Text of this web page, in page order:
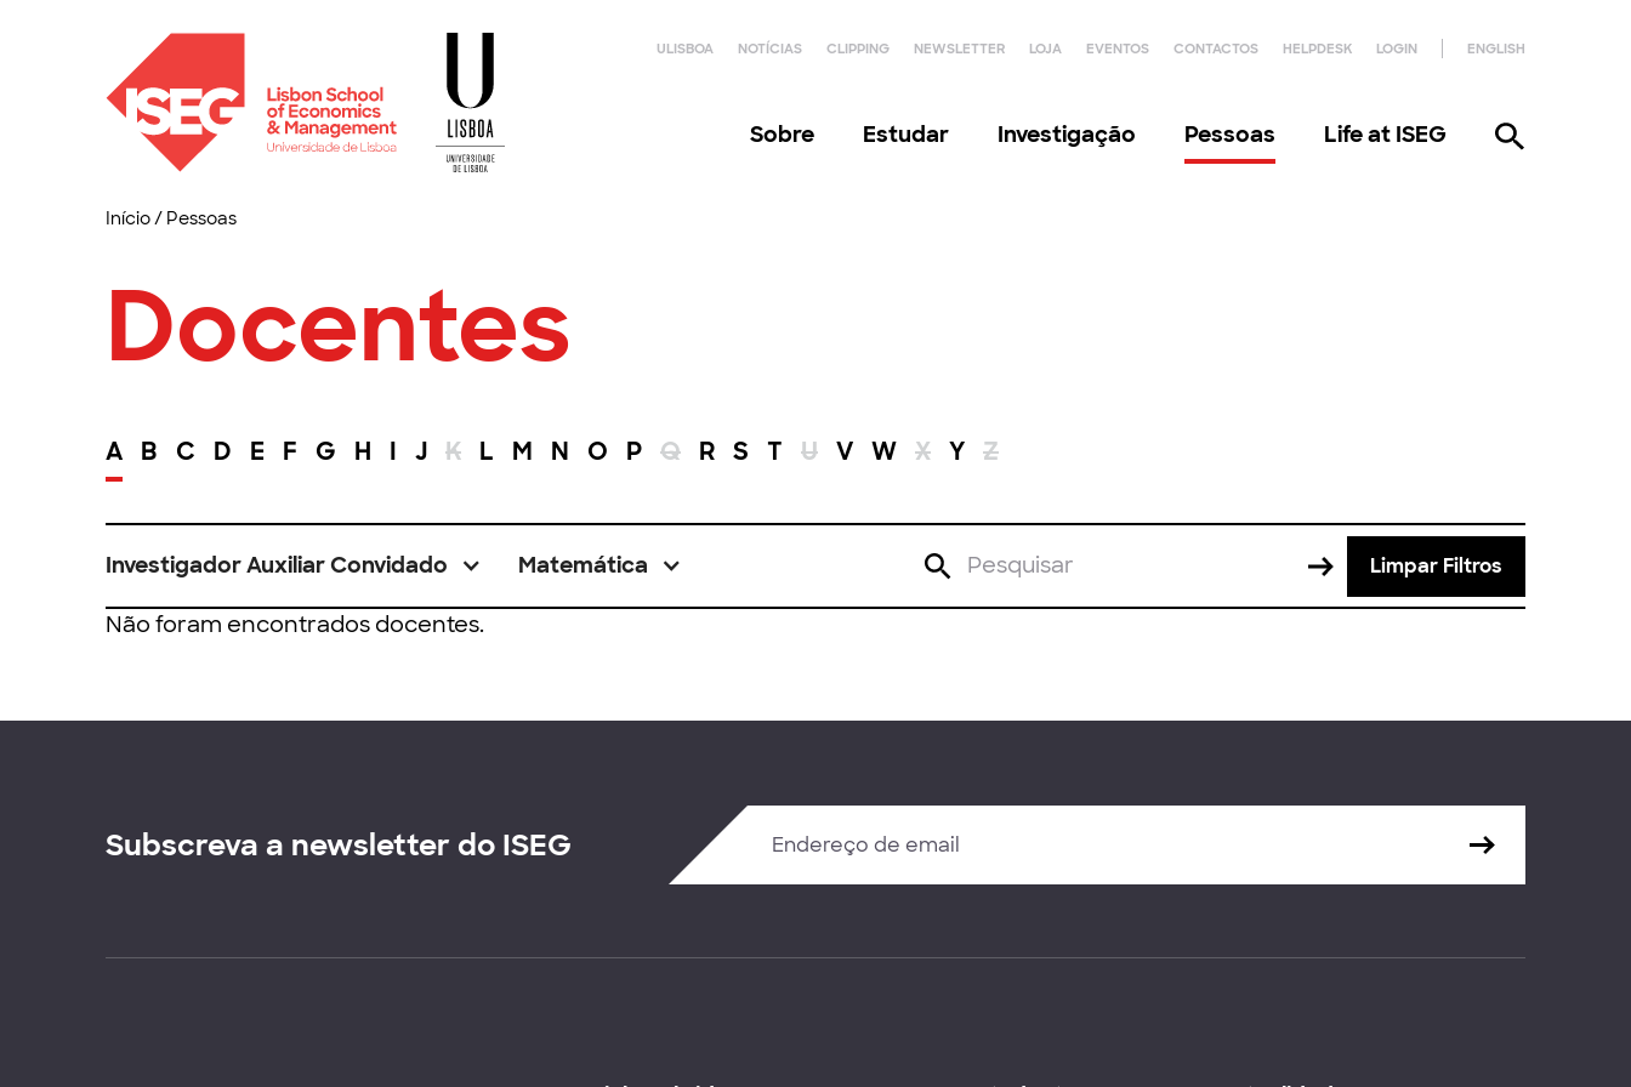
ULISBOA NOTÍCIAS CLIPPING NEWSLETTER LOJA EVENTOS CONTACTOS HELPDESK LOGIN ENGLISH
Sobre Estudar Investigação Pessoas Life at ISEG
Início/ Pessoas
Docentes
A B C D E F G H I J K L M N O P Q R S T U V W X Y Z
Investigador Auxiliar Convidado Matemática Limpar Filtros
Não foram encontrados docentes.
Subscreva a newsletter do ISEG